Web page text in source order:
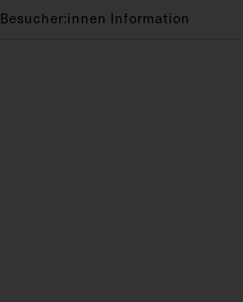
Besucher:innen Information